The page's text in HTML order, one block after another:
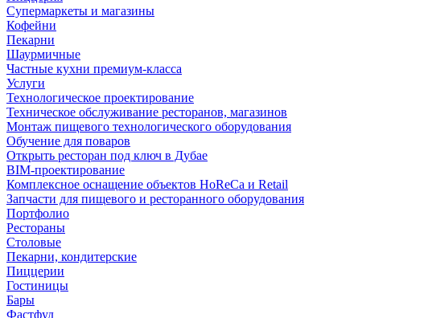
Супермаркеты и магазины
Кофейни
Пекарни
Шаурмичные
Частные кухни премиум-класса
Услуги
Технологическое проектирование
Техническое обслуживание ресторанов, магазинов
Монтаж пищевого технологического оборудования
Обучение для поваров
Открыть ресторан под ключ в Дубае
BIM-проектирование
Комплексное оснащение объектов HoReCa и Retail
Запчасти для пищевого и ресторанного оборудования
Портфолио
Рестораны
Столовые
Пекарни, кондитерские
Пиццерии
Гостиницы
Бары
Фастфуд